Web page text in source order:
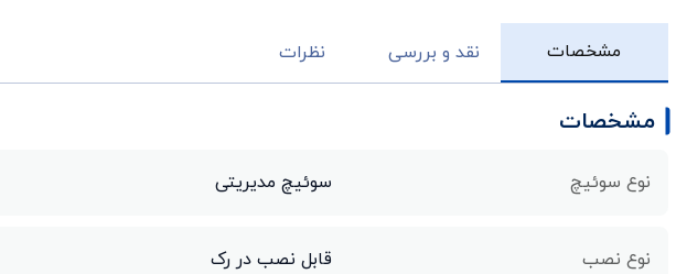
مشخصات نقد و بررسی نظرات
مشخصات
نوع سوئیچ سوئیچ مدیریتی
نوع نصب قابل نصب در رک